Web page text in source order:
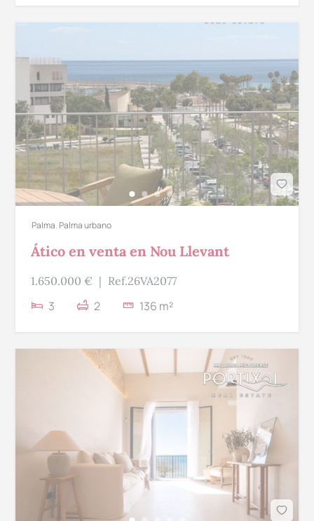
Palma, Palma urbano
Ático en venta en Nou Llevant
1.650.000 € | Ref.26VA2077
3 2 136 m²